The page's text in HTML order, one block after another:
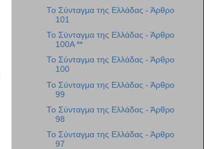
Το Σύνταγμα της Ελλάδας - Άρθρο
101
Το Σύνταγμα της Ελλάδας - Άρθρο
100Α **
Το Σύνταγμα της Ελλάδας - Άρθρο
100
Το Σύνταγμα της Ελλάδας - Άρθρο
99
Το Σύνταγμα της Ελλάδας - Άρθρο
98
Το Σύνταγμα της Ελλάδας - Άρθρο
97